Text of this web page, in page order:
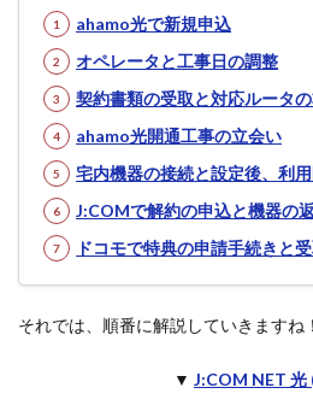
る手順
3
乗り
換え
をス
ムー
ズに
進め
るた
めの
注意
対策
4
ahamo光で新規申込
オペレータと工事日の調整
契約書類の受取と対応ルータ
ahamo光開通工事の立会い
宅内機器の接続と設定後、利
J:COMで解約の申込と機器の
ドコモで特典の申請手続きと
それでは、順番に解説していきますね！
▼ J:COM NET 光